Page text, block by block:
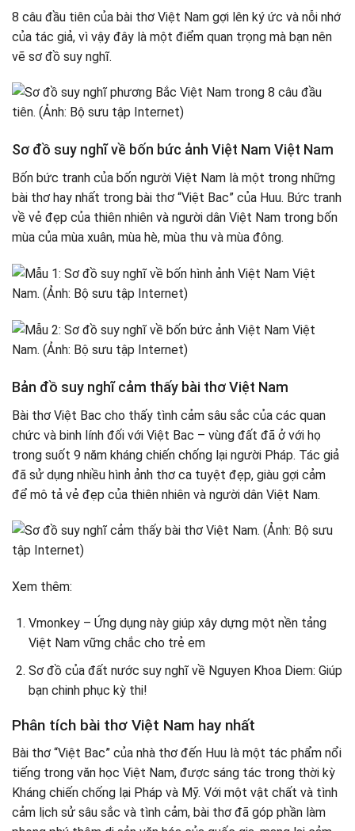
8 câu đầu tiên của bài thơ Việt Nam gợi lên ký ức và nỗi nhớ
của tác giả, vì vậy đây là một điểm quan trọng mà bạn nên
vẽ sơ đồ suy nghĩ.
Sơ đồ suy nghĩ về bốn bức ảnh Việt Nam Việt Nam
Bốn bức tranh của bốn người Việt Nam là một trong những
bài thơ hay nhất trong bài thơ “Việt Bac” của Huu. Bức tranh
về vẻ đẹp của thiên nhiên và người dân Việt Nam trong bốn
mùa của mùa xuân, mùa hè, mùa thu và mùa đông.
Bản đồ suy nghĩ cảm thấy bài thơ Việt Nam
Bài thơ Việt Bac cho thấy tình cảm sâu sắc của các quan
chức và binh lính đối với Việt Bac – vùng đất đã ở với họ
trong suốt 9 năm kháng chiến chống lại người Pháp. Tác giả
đã sử dụng nhiều hình ảnh thơ ca tuyệt đẹp, giàu gợi cảm
để mô tả vẻ đẹp của thiên nhiên và người dân Việt Nam.
Xem thêm:
Vmonkey – Ứng dụng này giúp xây dựng một nền tảng
Việt Nam vững chắc cho trẻ em
Sơ đồ của đất nước suy nghĩ về Nguyen Khoa Diem: Giúp
bạn chinh phục kỳ thi!
Phân tích bài thơ Việt Nam hay nhất
Bài thơ “Việt Bac” của nhà thơ đến Huu là một tác phẩm nổi
tiếng trong văn học Việt Nam, được sáng tác trong thời kỳ
Kháng chiến chống lại Pháp và Mỹ. Với một vật chất và tình
cảm lịch sử sâu sắc và tình cảm, bài thơ đã góp phần làm